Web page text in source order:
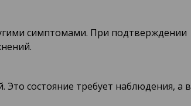
симптомами. При подтверждении
состояние требует наблюдения, а в